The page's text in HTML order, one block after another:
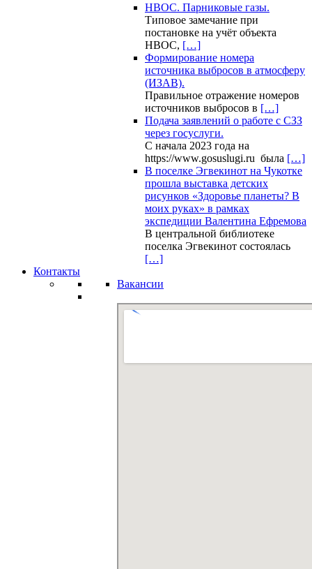
НВОС. Парниковые газы.
Типовое замечание при
постановке на учёт объекта
НВОС, […]
Формирование номера
источника выбросов в атмосферу
(ИЗАВ).
Правильное отражение номеров
источников выбросов в […]
Подача заявлений о работе с СЗЗ
через госуслуги.
С начала 2023 года на
https://www.gosuslugi.ru была […]
В поселке Эгвекинот на Чукотке
прошла выставка детских
рисунков «Здоровье планеты? В
моих руках» в рамках
экспедиции Валентина Ефремова
В центральной библиотеке
поселка Эгвекинот состоялась
[…]
Контакты
Вакансии